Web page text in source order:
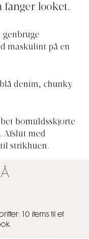
fanger looket.
genbruge
maskulint på en
denim, chunky
bomuldsskjorte
Afslut med
strikhuen.
10 items til et